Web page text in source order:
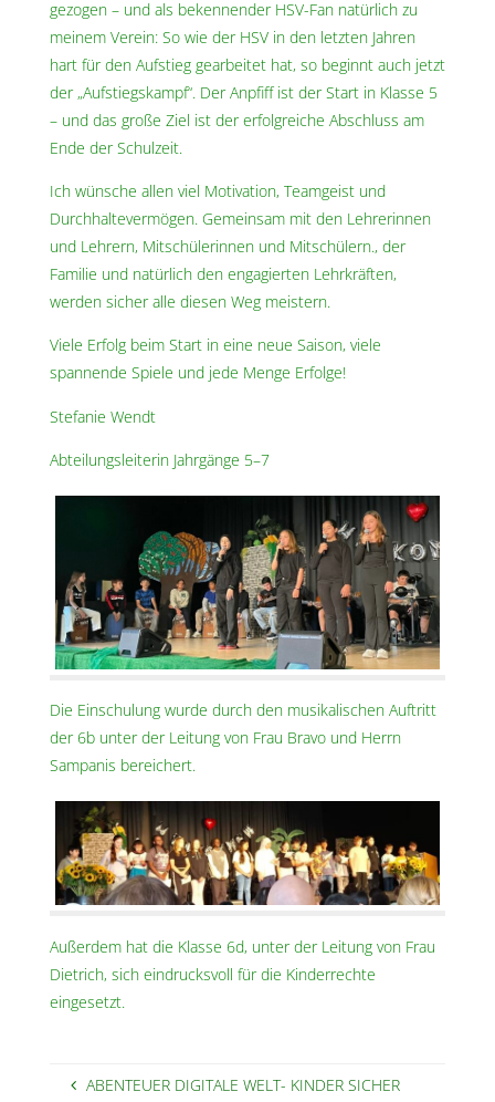
gezogen – und als bekennender HSV-Fan natürlich zu
meinem Verein: So wie der HSV in den letzten Jahren
hart für den Aufstieg gearbeitet hat, so beginnt auch jetzt
der „Aufstiegskampf“. Der Anpfiff ist der Start in Klasse 5
– und das große Ziel ist der erfolgreiche Abschluss am
Ende der Schulzeit.
Ich wünsche allen viel Motivation, Teamgeist und
Durchhaltevermögen. Gemeinsam mit den Lehrerinnen
und Lehrern, Mitschülerinnen und Mitschülern., der
Familie und natürlich den engagierten Lehrkräften,
werden sicher alle diesen Weg meistern.
Viele Erfolg beim Start in eine neue Saison, viele
spannende Spiele und jede Menge Erfolge!
Stefanie Wendt
Abteilungsleiterin Jahrgänge 5–7
Die Einschulung wurde durch den musikalischen Auftritt
der 6b unter der Leitung von Frau Bravo und Herrn
Sampanis bereichert.
Außerdem hat die Klasse 6d, unter der Leitung von Frau
Dietrich, sich eindrucksvoll für die Kinderrechte
eingesetzt.
ABENTEUER DIGITALE WELT- KINDER SICHER